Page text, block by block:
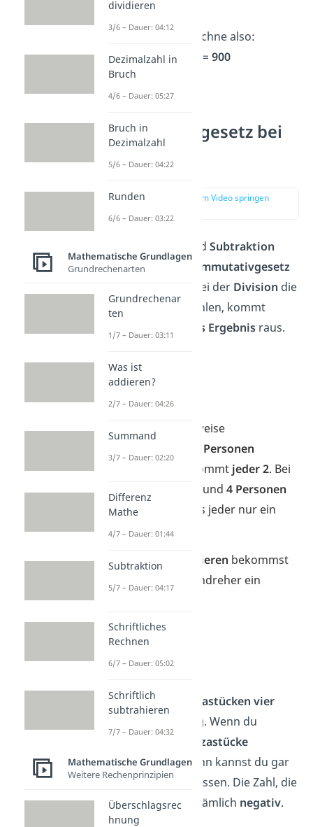
4 · 25 ergibt 100. Rechne also:
→4 · 25· 9 = 100 · 9 = 900
Kommutativgesetz bei
Division und
Subtraktion?
zur Stelle im Video springen
und Subtraktion
funktioniert das
Kommutativgesetz
Änderst du bei der Division die
Reihenfolge der Zahlen, kommt
anderes Ergebnisraus.
4 : 2 =2
2 : 4 =0,5
Wenn du beispielsweise
Personen
aufteilst, dann bekommt jeder 2. Bei
und 4 Personen
bekommt
allerdings jeder nur ein
halbesStück.
Auch beim
Subtrahieren bekommst
du bei einem Zahlendreher ein
➡️Beispiel
4 − 6 =−2
Wenn du von
6 Pizzastücken vier
2 übrig. Wenn du
4 Pizzastücke
insgesamt hast, dann kannst du gar
nicht sechs davon essen. Die Zahl, die
herauskommt, ist nämlich negativ.
dividieren
3/6 – Dauer: 04:12
Dezimalzahl in
Bruch
4/6 – Dauer: 05:27
Bruch in
Dezimalzahl
5/6 – Dauer: 04:22
Runden
6/6 – Dauer: 03:22
Mathematische Grundlagen
Grundrechenarten
Grundrechenar
ten
1/7 – Dauer: 03:11
Was ist
addieren?
2/7 – Dauer: 04:26
Summand
3/7 – Dauer: 02:20
Differenz
Mathe
4/7 – Dauer: 01:44
Subtraktion
5/7 – Dauer: 04:17
Schriftliches
Rechnen
6/7 – Dauer: 05:02
Schriftlich
subtrahieren
7/7 – Dauer: 04:32
Mathematische Grundlagen
Weitere Rechenprinzipien
Überschlagsrec
hnung